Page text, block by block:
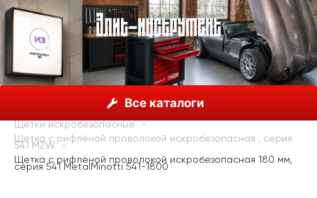
Все каталоги
Metalminotti, Италия
Шпатели, скребки и ножи искробезопасные
Щетки искробезопасные
Щетка с рифлёной проволокой искробезопасная , серия
541 MZW
Щетка с рифлёной проволокой искробезопасная 180 мм,
серия 541 MetalMinotti 541-1800